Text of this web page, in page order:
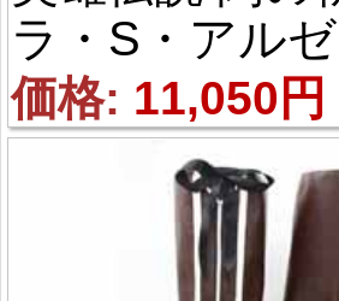
ラ・S・アル
ヒール 風 コ
価格: 11,050円